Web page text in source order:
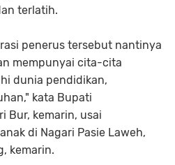
terlatih.
penerus tersebut nantinya
mempunyai cita-cita
dunia pendidikan,
kata Bupati
Bur, kemarin, usai
di Nagari Pasie Laweh,
kemarin.